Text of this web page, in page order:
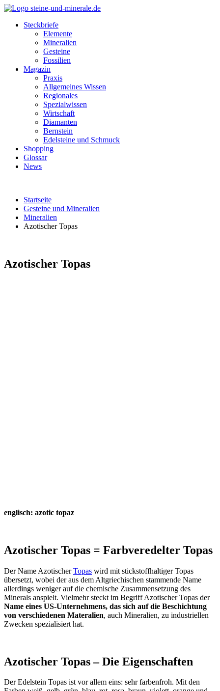
Steckbriefe
Elemente
Mineralien
Gesteine
Fossilien
Magazin
Praxis
Allgemeines Wissen
Regionales
Spezialwissen
Wirtschaft
Diamanten
Bernstein
Edelsteine und Schmuck
Shopping
Glossar
News
Startseite
Gesteine und Mineralien
Mineralien
Azotischer Topas
Azotischer Topas
englisch: azotic topaz
Azotischer Topas = Farbveredelter Topas
Der Name AzotischerTopas wird mit stickstoffhaltiger Topas
übersetzt, wobei der aus dem Altgriechischen stammende Name
allerdings weniger auf die chemische Zusammensetzung des
Minerals anspielt. Vielmehr steckt im Begriff Azotischer Topas der
Name eines US-Unternehmens, das sich auf die Beschichtung
von verschiedenen Materalien, auch Mineralien, zu industriellen
Zwecken spezialisiert hat.
Azotischer Topas – Die Eigenschaften
Der Edelstein Topas ist vor allem eins: sehr farbenfroh. Mit den